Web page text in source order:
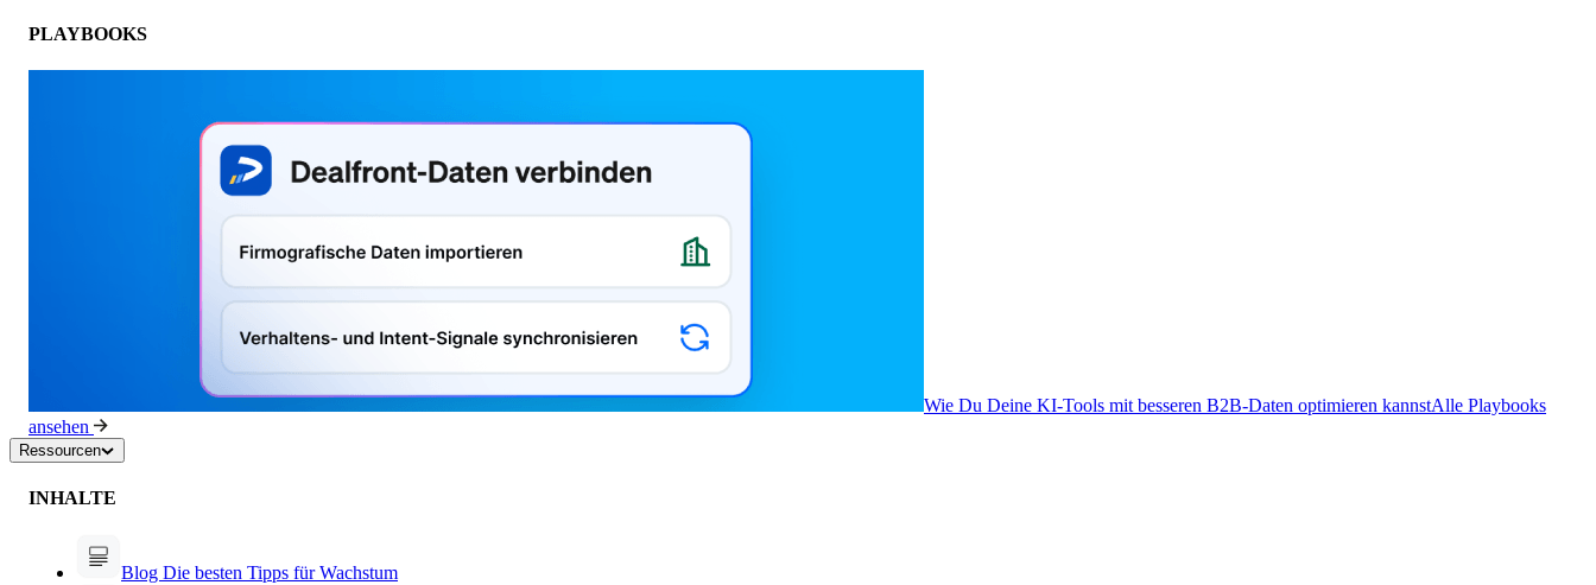
PLAYBOOKS
Wie Du Deine KI-Tools mit besseren B2B-Daten optimieren kannstAlle Playbooks
ansehen
Ressourcen
INHALTE
Blog Die besten Tipps für Wachstum